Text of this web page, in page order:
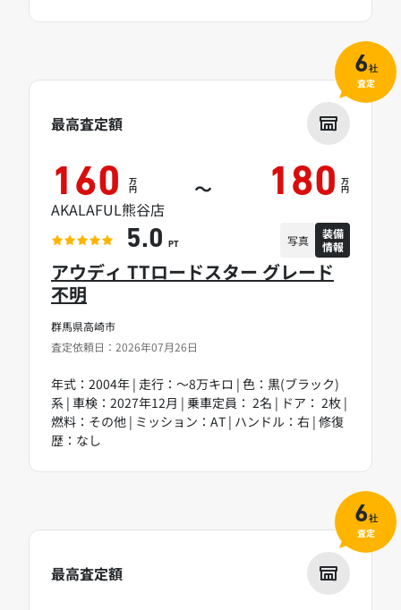
群馬県高崎市
査定依頼日：2026年07月26日
アウディ TTロードスター グレード
不明
年式：2004年 | 走行：～8万キロ | 色：黒(ブラック)
系 | 車検：2027年12月 | 乗車定員： 2名 | ドア： 2枚 |
燃料：その他 | ミッション：AT | ハンドル：右 | 修復
歴：なし
最高査定額
160 万
円 ～ 180 万
円
AKALAFUL熊谷店
5.0 PT 写真
装備
情報
6社
査定
最高査定額
6社
査定